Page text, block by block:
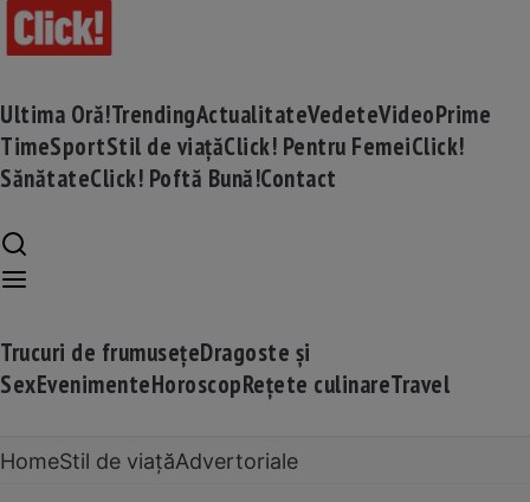
Ultima Oră!TrendingActualitateVedeteVideoPrime
TimeSportStil de viațăClick! Pentru FemeiClick!
SănătateClick! Poftă Bună!Contact
Trucuri de frumusețeDragoste și
SexEvenimenteHoroscopRețete culinareTravel
HomeStil de viațăAdvertoriale